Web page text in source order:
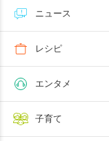
ニュース
レシピ
エンタメ
子育て